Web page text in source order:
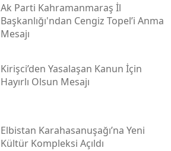
Ak Parti Kahramanmaraş İl
Başkanlığı'ndan Cengiz Topel’i Anma
Mesajı
Kirişci’den Yasalaşan Kanun İçin
Hayırlı Olsun Mesajı
Elbistan Karahasanuşağı’na Yeni
Kültür Kompleksi Açıldı